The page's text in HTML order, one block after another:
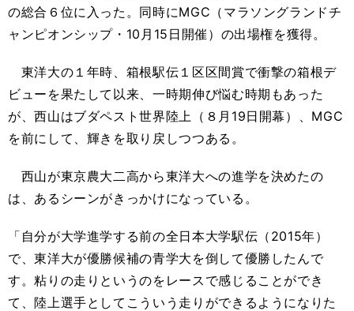
の総合６位に入った。同時にMGC（マラソングランドチ
ャンピオンシップ・10月15日開催）の出場権を獲得。
東洋大の１年時、箱根駅伝１区区間賞で衝撃の箱根デ
ビューを果たして以来、一時期伸び悩む時期もあった
が、西山はブダペスト世界陸上（８月19日開幕）、MGC
を前にして、輝きを取り戻しつつある。
西山が東京農大二高から東洋大への進学を決めたの
は、あるシーンがきっかけになっている。
「自分が大学進学する前の全日本大学駅伝（2015年）
で、東洋大が優勝候補の青学大を倒して優勝したんで
す。粘りの走りというのをレースで感じることができ
て、陸上選手としてこういう走りができるようになりた